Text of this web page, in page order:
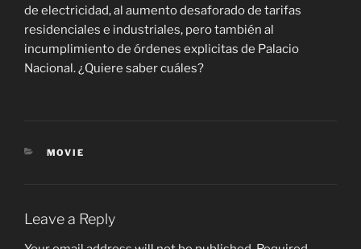
de electricidad, al aumento desaforado de tarifas
residenciales e industriales, pero también al
incumplimiento de órdenes explicitas de Palacio
Nacional. ¿Quiere saber cuáles?
CATEGORIES
MOVIE
Leave a Reply